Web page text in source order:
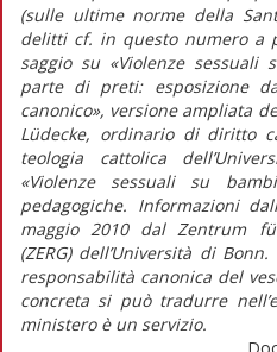
(sulle ultime norme della
delitti cf. in questo numero a
saggio su «Violenze
parte di preti: esposizione
canonico», versione ampliata
Lüdecke, ordinario di diritto
teologia cattolica
«Violenze sessuali su
pedagogiche. Informazioni
maggio 2010 dal Zentrum
(ZERG) dell’Università di
responsabilità canonica del
concreta si può tradurre
ministero è un servizio.